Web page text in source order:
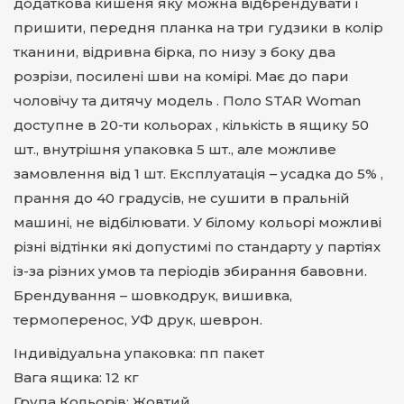
пришити, передня планка на три гудзики в колір
тканини, відривна бірка, по низу з боку два
розрізи, посилені шви на комірі. Має до пари
чоловічу та дитячу модель . Поло STAR Woman
доступне в 20-ти кольорах , кількість в ящику 50
шт., внутрішня упаковка 5 шт., але можливе
замовлення від 1 шт. Експлуатація – усадка до 5% ,
прання до 40 градусів, не сушити в пральній
машині, не відбілювати. У білому кольорі можливі
різні відтінки які допустимі по стандарту у партіях
із-за різних умов та періодів збирання бавовни.
Брендування – шовкодрук, вишивка,
термоперенос, УФ друк, шеврон.
Індивідуальна упаковка: пп пакет
Вага ящика: 12 кг